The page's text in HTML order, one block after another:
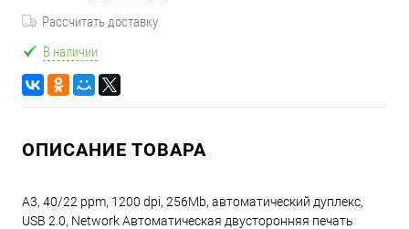
Рассчитать доставку
В наличии
ОПИСАНИЕ ТОВАРА
A3, 40/22 ppm, 1200 dpi, 256Mb, автоматический дуплекс,
USB 2.0, Network Автоматическая двусторонняя печать